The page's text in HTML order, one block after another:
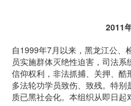
2011
自1999年7月以来，黑龙江公、
员实施群体灭绝性迫害，司法
信仰权利，非法抓捕、关押、
多法轮功学员致伤、致残。特
质已黑社会化。本组织从即日起